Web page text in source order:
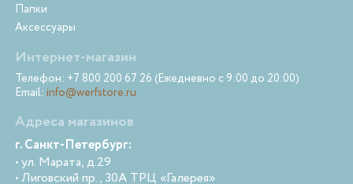
Папки
Аксессуары
Интернет-магазин
Телефон: +7 800 200 67 26 (Ежедневно с 9:00 до 20:00)
Email: info@werfstore.ru
Адреса магазинов
г. Санкт-Петербург:
• ул. Марата, д.29
• Лиговский пр., 30А ТРЦ «Галерея»